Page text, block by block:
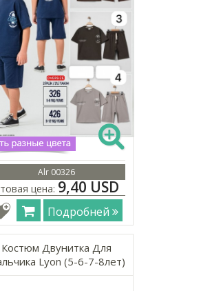
Alr 00326
цена: 9,40 USD
Подробней
Костюм Двунитка Для
Lyon (5-6-7-8лет)